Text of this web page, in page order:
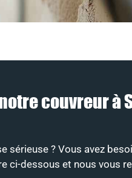
couvreur
sérieuse ? Vous avez
ci-dessous et nous vous